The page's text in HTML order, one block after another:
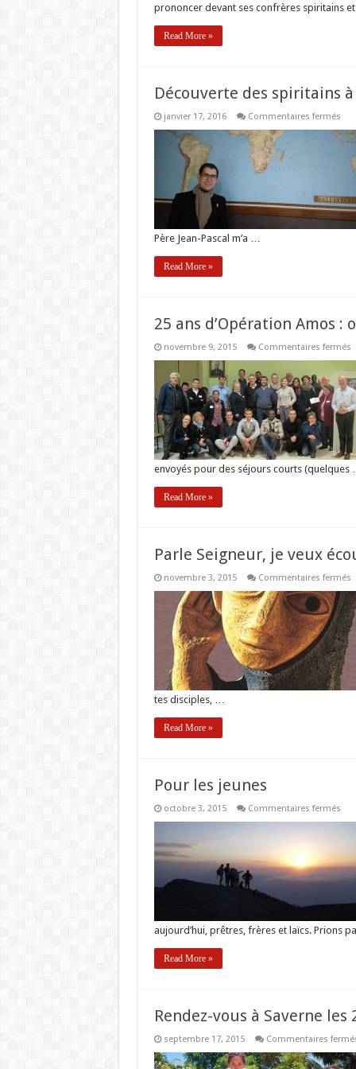
prononcer devant ses confrères spiritains
Read More »
Découverte des spiritains à
janvier 17, 2016 Commentaires ferméssur
des
Paris
Père Jean-Pascal m’a …
Read More »
25 ans d’Opération Amos :
novembre 9, 2015 Commentaires fermés
:
envoyés pour des séjours courts (quelques
Read More »
Parle Seigneur, je veux
novembre 3, 2015 Commentaires fermés
tes disciples, …
Read More »
Pour les jeunes
octobre 3, 2015 Commentaires ferméssur
aujourd’hui, prêtres, frères et laïcs. Prions
Read More »
Rendez-vous à Saverne les
septembre 17, 2015 Commentaires